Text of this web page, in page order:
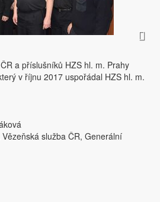
a příslušníků HZS hl. m. Prahy
v říjnu 2017 uspořádal HZS hl. m.
služba ČR, Generální